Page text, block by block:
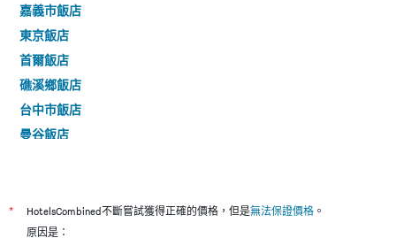
嘉義市飯店
東京飯店
首爾飯店
礁溪鄉飯店
台中市飯店
曼谷飯店
* HotelsCombined不斷嘗試獲得正確的價格，但是無法保證價格 。
原因是：